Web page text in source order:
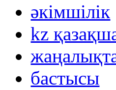
әкімшілік
kz
бастысы